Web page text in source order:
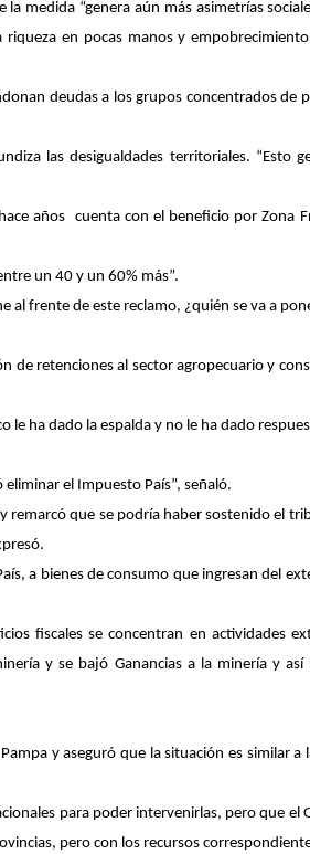
medida “genera aún más asimetrías
en pocas manos y
deudas a los grupos concentrados de
las desigualdades territoriales. “Esto
años cuenta con el beneficio por Zona
un 40 y un 60% más”.
al frente de este reclamo, ¿quién se va a
de retenciones al sector agropecuario y
le ha dado la espalda y no le ha dado
el Impuesto País”, señaló.
remarcó que se podría haber sostenido el
a bienes de consumo que ingresan del
fiscales se concentran en actividades
y se bajó Ganancias a la minería y así
y aseguró que la situación es similar a
para poder intervenirlas, pero que el
pero con los recursos